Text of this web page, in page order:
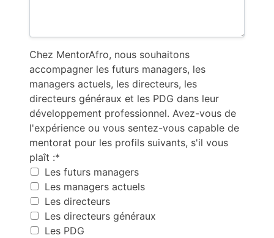
Chez MentorAfro, nous souhaitons
accompagner les futurs managers, les
managers actuels, les directeurs, les
directeurs généraux et les PDG dans leur
développement professionnel. Avez-vous de
l'expérience ou vous sentez-vous capable de
mentorat pour les profils suivants, s'il vous
plaît :*
Les futurs managers
Les managers actuels
Les directeurs
Les directeurs généraux
Les PDG